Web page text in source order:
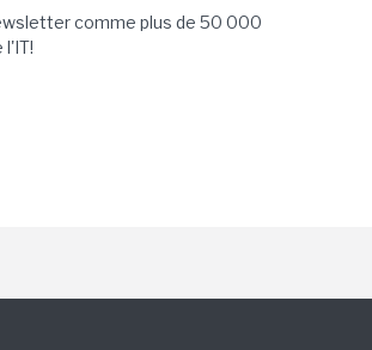
comme plus de 50 000
l'IT!